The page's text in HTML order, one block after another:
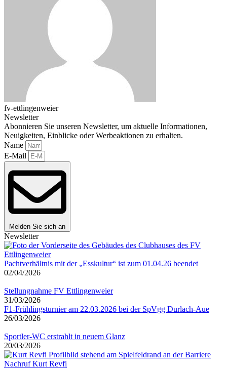
fv-ettlingenweier
Newsletter
Abonnieren Sie unseren Newsletter, um aktuelle Informationen,
Neuigkeiten, Einblicke oder Werbeaktionen zu erhalten.
Name
E-Mail
Melden Sie sich an
Newsletter
Pachtverhältnis mit der „Esskultur“ ist zum 01.04.26 beendet
02/04/2026
Stellungnahme FV Ettlingenweier
31/03/2026
F1-Frühlingsturnier am 22.03.2026 bei der SpVgg Durlach-Aue
26/03/2026
Sportler-WC erstrahlt in neuem Glanz
20/03/2026
Nachruf Kurt Revfi